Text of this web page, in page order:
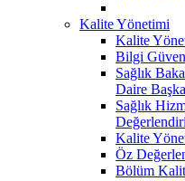
Kalite Yönetimi
Kalite
Bilgi
Sağlık
Daire
Sağlık
Kalite
Öz
Bölüm